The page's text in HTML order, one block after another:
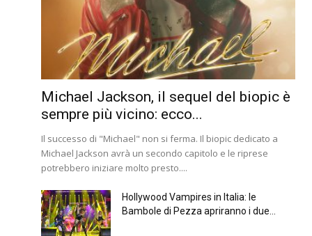
Michael Jackson, il sequel del biopic è
sempre più vicino: ecco...
Il successo di "Michael" non si ferma. Il biopic dedicato a
Michael Jackson avrà un secondo capitolo e le riprese
potrebbero iniziare molto presto....
Hollywood Vampires in Italia: le
Bambole di Pezza apriranno i due...